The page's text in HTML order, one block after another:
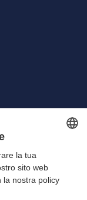
la tua
sito web
la nostra policy